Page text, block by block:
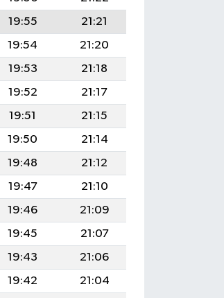
19:55
21:21
19:54
21:20
19:53
21:18
19:52
21:17
19:51
21:15
19:50
21:14
19:48
21:12
19:47
21:10
19:46
21:09
19:45
21:07
19:43
21:06
19:42
21:04